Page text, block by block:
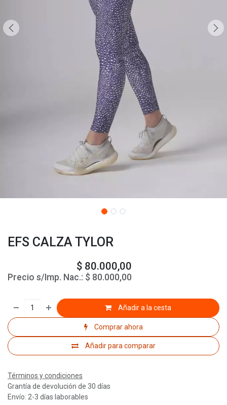
EFS CALZA TYLOR
$ 80.000,00
Precio s/Imp. Nac.: $ 80.000,00
Añadir a la cesta
Comprar ahora
Añadir para comparar
Términos y condiciones
Grantía de devolución de 30 días
Envío: 2-3 días laborables